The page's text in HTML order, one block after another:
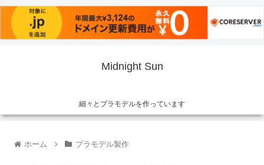
Midnight Sun
細々とプラモデルを作っています
ホーム プラモデル製作